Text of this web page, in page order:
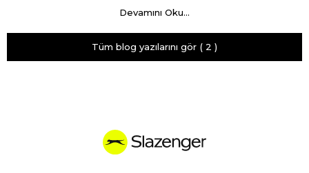
Devamını Oku...
Tüm blog yazılarını gör ( 2 )